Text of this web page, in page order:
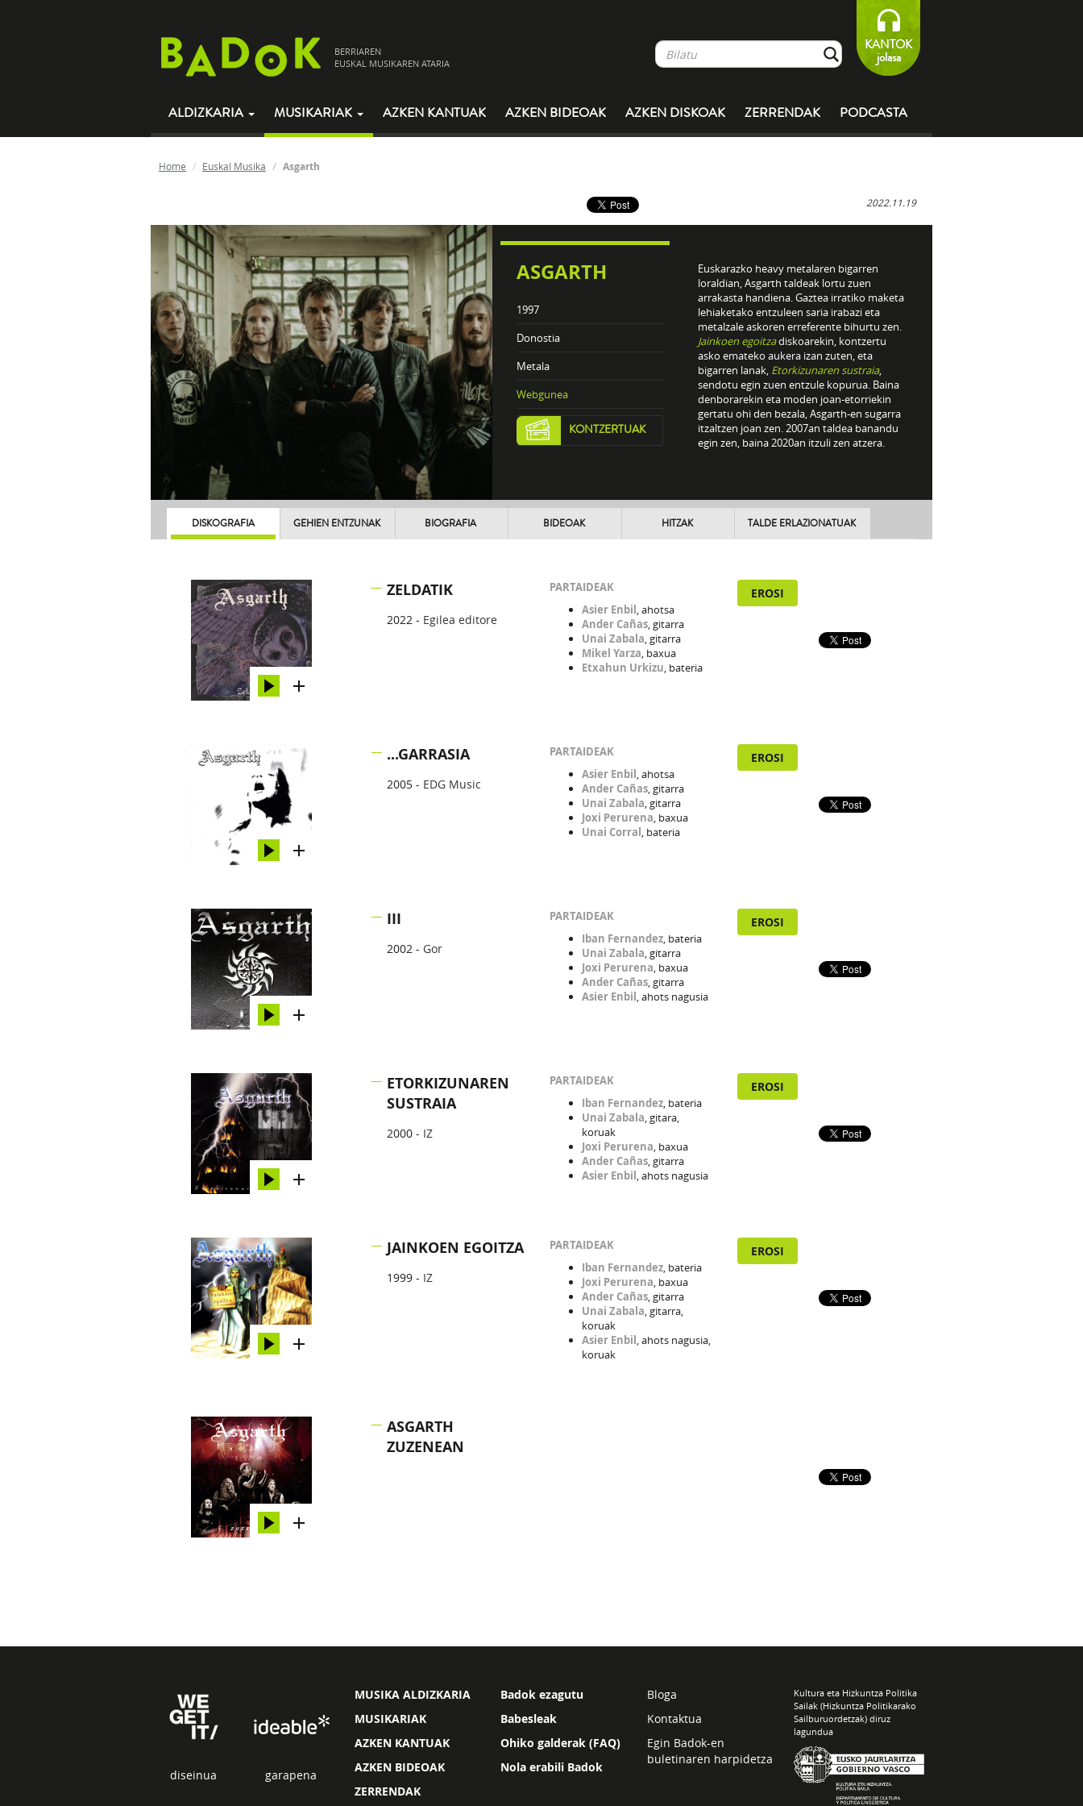
BERRIAREN
EUSKAL MUSIKAREN ATARIA
KANTOK
jolasa
ALDIZKARIA MUSIKARIAK AZKEN KANTUAK AZKEN BIDEOAK AZKEN DISKOAK ZERRENDAK PODCASTA
Home Euskal Musika Asgarth
2022.11.19
ASGARTH
1997
Donostia
Metala
Webgunea
KONTZERTUAK
Euskarazko heavy metalaren bigarren
loraldian, Asgarth taldeak lortu zuen
arrakasta handiena. Gaztea irratiko maketa
lehiaketako entzuleen saria irabazi eta
metalzale askoren erreferente bihurtu zen.
Jainkoen egoitzadiskoarekin, kontzertu
asko emateko aukera izan zuten, eta
bigarren lanak, Etorkizunaren sustraia,
sendotu egin zuen entzule kopurua. Baina
denborarekin eta moden joan-etorriekin
gertatu ohi den bezala, Asgarth-en sugarra
itzaltzen joan zen. 2007an taldea banandu
egin zen, baina 2020an itzuli zen atzera.
DISKOGRAFIA GEHIEN ENTZUNAK BIOGRAFIA BIDEOAK HITZAK TALDE ERLAZIONATUAK
ZELDATIK
2022 - Egilea editore
PARTAIDEAK
Asier Enbil, ahotsa
Ander Cañas, gitarra
Unai Zabala, gitarra
Mikel Yarza, baxua
Etxahun Urkizu, bateria
EROSI
...GARRASIA
2005 - EDG Music
PARTAIDEAK
Asier Enbil, ahotsa
Ander Cañas, gitarra
Unai Zabala, gitarra
Joxi Perurena, baxua
Unai Corral, bateria
EROSI
III
2002 - Gor
PARTAIDEAK
Iban Fernandez, bateria
Unai Zabala, gitarra
Joxi Perurena, baxua
Ander Cañas, gitarra
Asier Enbil, ahots nagusia
EROSI
ETORKIZUNAREN
SUSTRAIA
2000 - IZ
PARTAIDEAK
Iban Fernandez, bateria
Unai Zabala, gitara,
koruak
Joxi Perurena, baxua
Ander Cañas, gitarra
Asier Enbil, ahots nagusia
EROSI
JAINKOEN EGOITZA
1999 - IZ
PARTAIDEAK
Iban Fernandez, bateria
Joxi Perurena, baxua
Ander Cañas, gitarra
Unai Zabala, gitarra,
koruak
Asier Enbil , ahots nagusia,
koruak
EROSI
ASGARTH
ZUZENEAN
diseinua garapena
MUSIKA ALDIZKARIA
MUSIKARIAK
AZKEN KANTUAK
AZKEN BIDEOAK
ZERRENDAK
Badok ezagutu
Babesleak
Ohiko galderak (FAQ)
Nola erabili Badok
Bloga
Kontaktua
Egin Badok-en
buletinaren harpidetza
Kultura eta Hizkuntza Politika
Sailak (Hizkuntza Politikarako
Sailburuordetzak) diruz
lagundua